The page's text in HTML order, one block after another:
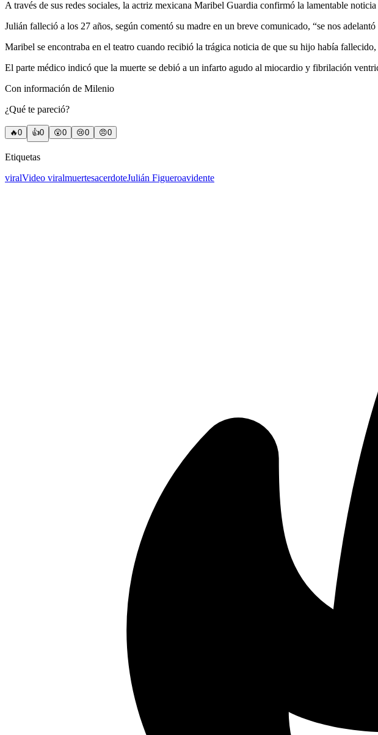
A través de sus redes sociales, la actriz mexicana Maribel Guardia confirmó la lamentable
Julián falleció a los 27 años, según comentó su madre en un breve comunicado, “se nos
Maribel se encontraba en el teatro cuando recibió la trágica noticia de que su hijo había
El parte médico indicó que la muerte se debió a un infarto agudo al miocardio y fibrilación
Con información de Milenio
¿Qué te pareció?
🔥0 👍0 😲0 😢0 😠0
Etiquetas
viralVideo viralmuertesacerdoteJulián Figueroavidente